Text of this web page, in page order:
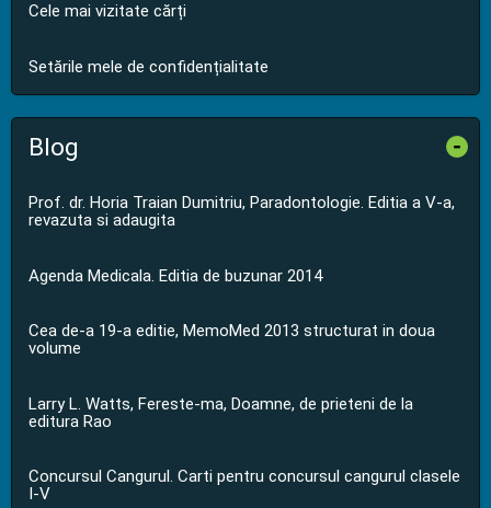
Cele mai vizitate cărți
Setările mele de confidențialitate
Blog -
Prof. dr. Horia Traian Dumitriu, Paradontologie. Editia a V-a,
revazuta si adaugita
Agenda Medicala. Editia de buzunar 2014
Cea de-a 19-a editie, MemoMed 2013 structurat in doua
volume
Larry L. Watts, Fereste-ma, Doamne, de prieteni de la
editura Rao
Concursul Cangurul. Carti pentru concursul cangurul clasele
I-V